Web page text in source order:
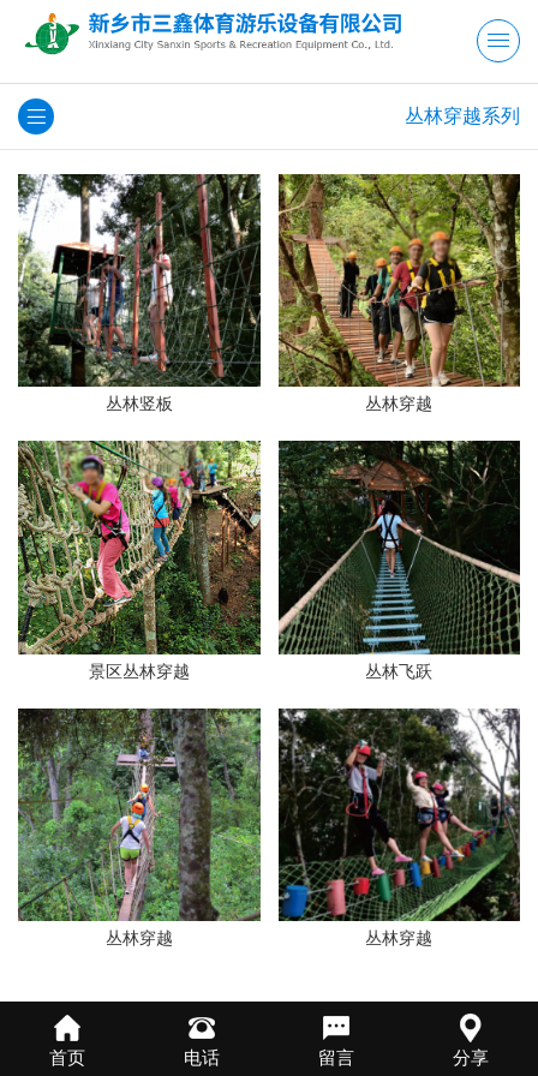
丛林穿越系列
丛林竖板 丛林穿越
景区丛林穿越 丛林飞跃
丛林穿越 丛林穿越
首页 电话 留言 分享